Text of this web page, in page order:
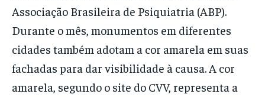
Associação Brasileira de Psiquiatria (ABP).
Durante o mês, monumentos em diferentes
cidades também adotam a cor amarela em suas
fachadas para dar visibilidade à causa. A cor
amarela, segundo o site do CVV, representa a